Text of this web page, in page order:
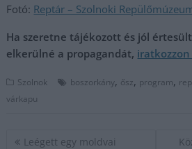
Fotó: Reptár – Szolnoki
Ha szeretne tájékozott és jól
elkerülné a propagandát,
Szolnok boszorkány, ősz, program,
várkapu
Bejegyzés
Leégett egy moldvai